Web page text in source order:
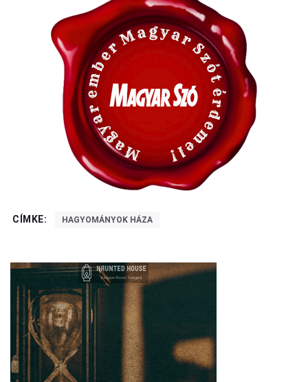
CÍMKE: HAGYOMÁNYOK HÁZA